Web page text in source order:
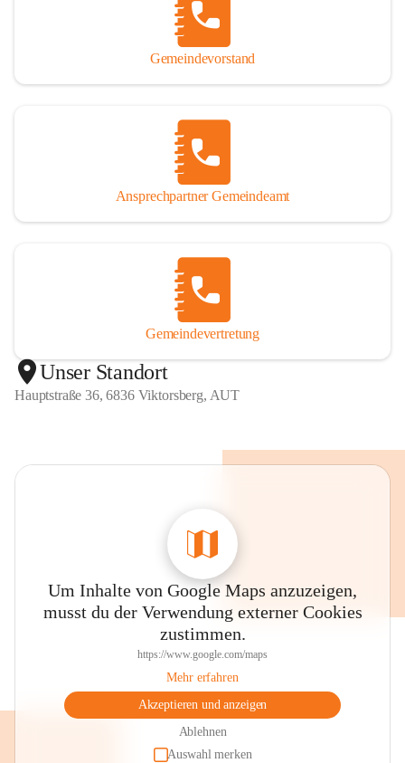
Gemeindevorstand
Ansprechpartner Gemeindeamt
Gemeindevertretung
Unser Standort
Hauptstraße 36, 6836 Viktorsberg, AUT
Um Inhalte von Google Maps anzuzeigen,
musst du der Verwendung externer Cookies
zustimmen.
https://www.google.com/maps
Mehr erfahren
Akzeptieren und anzeigen
Ablehnen
Auswahl merken